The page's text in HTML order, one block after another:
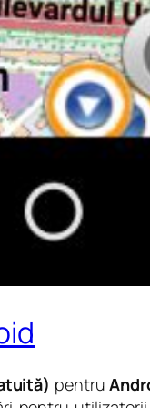
pentru